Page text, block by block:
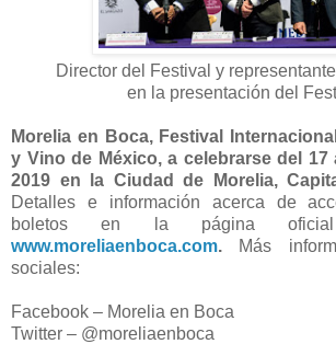
Director del Festival y
en la presentación del
Morelia en Boca, Festival
y Vino de México, a celebrarse del 17
2019 en la Ciudad de Morelia,
Detalles e información acerca de
boletos en la página
www.moreliaenboca.com. Más
sociales:
Facebook – Morelia en Boca
Twitter – @moreliaenboca